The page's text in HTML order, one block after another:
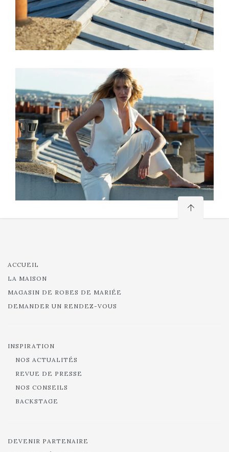
ACCUEIL
LA MAISON
MAGASIN DE ROBES DE MARIÉE
DEMANDER UN RENDEZ-VOUS
INSPIRATION
NOS ACTUALITÉS
REVUE DE PRESSE
NOS CONSEILS
BACKSTAGE
DEVENIR PARTENAIRE